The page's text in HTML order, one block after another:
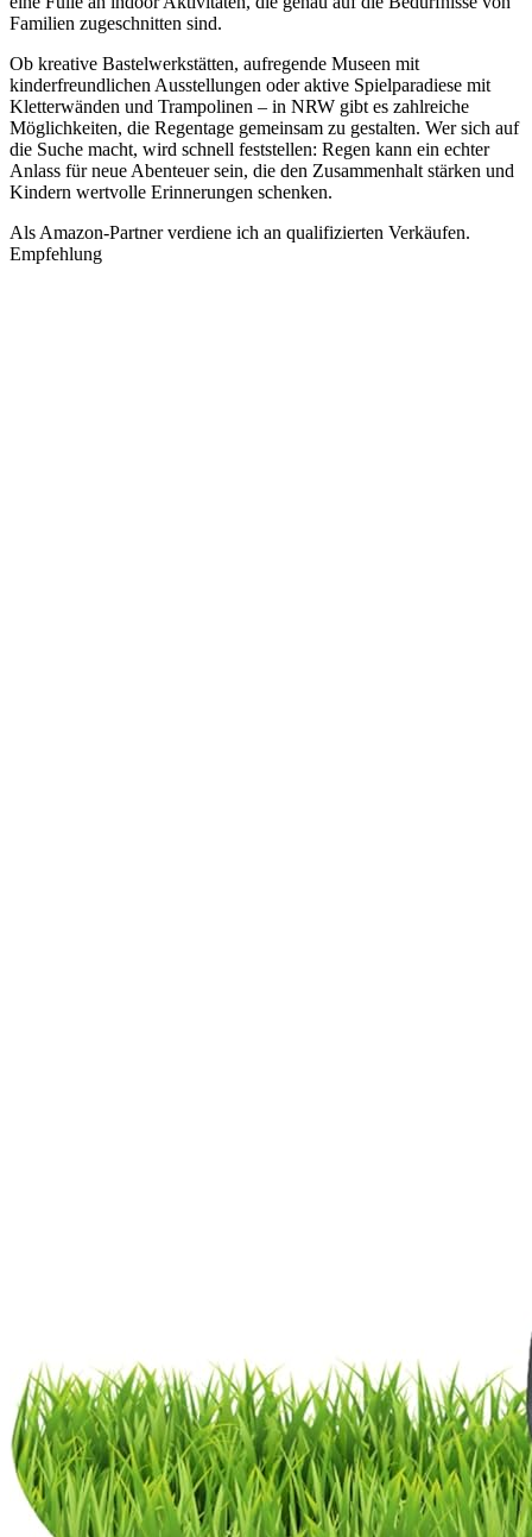
Familien zugeschnitten sind.
Ob kreative Bastelwerkstätten, aufregende Museen mit
kinderfreundlichen Ausstellungen oder aktive Spielparadiese mit
Kletterwänden und Trampolinen – in NRW gibt es zahlreiche
Möglichkeiten, die Regentage gemeinsam zu gestalten. Wer sich auf
die Suche macht, wird schnell feststellen: Regen kann ein echter
Anlass für neue Abenteuer sein, die den Zusammenhalt stärken und
Kindern wertvolle Erinnerungen schenken.
Als Amazon-Partner verdiene ich an qualifizierten Verkäufen.
Empfehlung